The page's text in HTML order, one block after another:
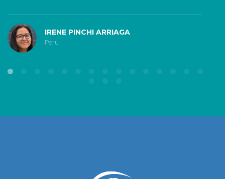
IRENE PINCHI ARRIAGA
Perú